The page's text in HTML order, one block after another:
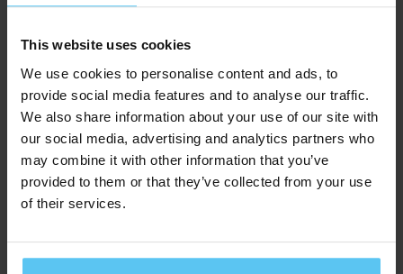
This website uses cookies
We use cookies to personalise content and ads, to
provide social media features and to analyse our traffic.
We also share information about your use of our site with
our social media, advertising and analytics partners who
may combine it with other information that you’ve
provided to them or that they’ve collected from your use
of their services.
ChocoGiftbox 12
€ 9,79
ca. 3 werkdag(en)
Champagnefles met
chocolade bonbons
Al vanaf € 12,80
ca. 7 werkdag(en)